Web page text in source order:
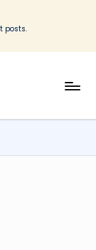
posts.